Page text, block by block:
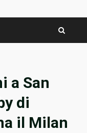
a San
di
il Milan